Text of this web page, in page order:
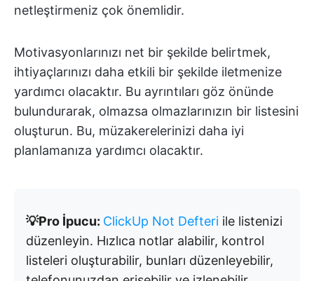
netleştirmeniz çok önemlidir.
Motivasyonlarınızı net bir şekilde belirtmek,
ihtiyaçlarınızı daha etkili bir şekilde iletmenize
yardımcı olacaktır. Bu ayrıntıları göz önünde
bulundurarak, olmazsa olmazlarınızın bir listesini
oluşturun. Bu, müzakerelerinizi daha iyi
planlamanıza yardımcı olacaktır.
💡Pro İpucu: ClickUp Not Defteri ile listenizi
düzenleyin. Hızlıca notlar alabilir, kontrol
listeleri oluşturabilir, bunları düzenleyebilir,